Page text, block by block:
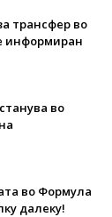
трансфер во
информиран
во
во Формула
далеку!